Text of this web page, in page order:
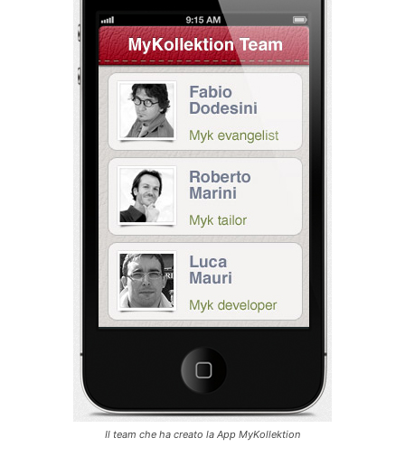
Il team che ha creato la App MyKollektion